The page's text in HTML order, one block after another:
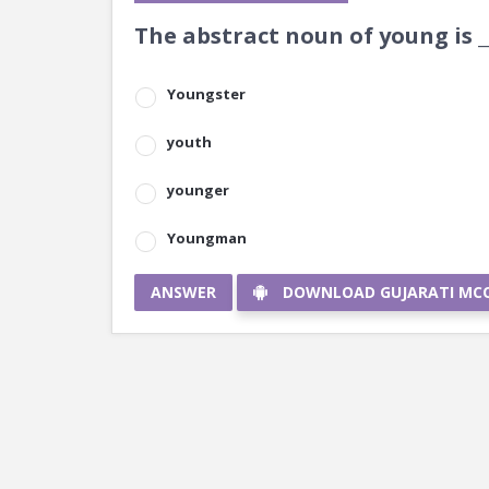
The abstract noun of young is
Youngster
youth
younger
Youngman
ANSWER DOWNLOAD GUJARATI